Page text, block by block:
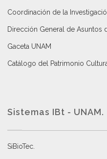
Coordinación de la
Dirección General de Asuntos
Gaceta UNAM
Catálogo del Patrimonio
Sistemas IBt - UNAM.
SiBioTec